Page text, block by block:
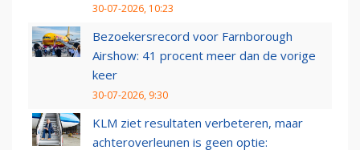
30-07-2026, 10:23
Bezoekersrecord voor Farnborough
Airshow: 41 procent meer dan de vorige
keer
30-07-2026, 9:30
KLM ziet resultaten verbeteren, maar
achteroverleunen is geen optie: